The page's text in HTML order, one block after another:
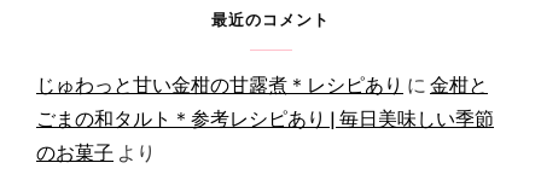
最近のコメント
じゅわっと甘い金柑の甘露煮＊レシピあり に 金柑と
ごまの和タルト＊参考レシピあり | 毎日美味しい季節
のお菓子 より